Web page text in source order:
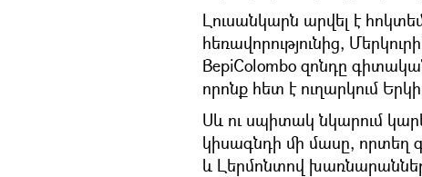
Լուսանկարն արվել է
հեռավորությունից,
BepiColombo զոնդը
որոնք հետ է ուղարկում
Սև ու սպիտակ նկարում
կիսագնդի մի մասը, որտեղ
և Լերմոնտով